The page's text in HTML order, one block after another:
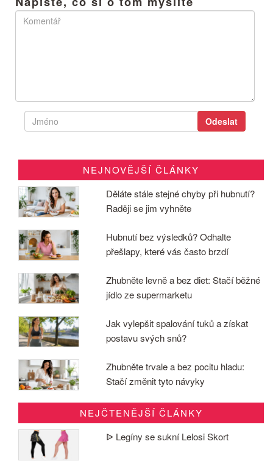
NEJNOVĚJŠÍ ČLÁNKY
Děláte stále stejné chyby při hubnutí?
Raději se jim vyhněte
Hubnutí bez výsledků? Odhalte
přešlapy, které vás často brzdí
Zhubněte levně a bez diet: Stačí běžné
jídlo ze supermarketu
Jak vylepšit spalování tuků a získat
postavu svých snů?
Zhubněte trvale a bez pocitu hladu:
Stačí změnit tyto návyky
NEJČTENĚJŠÍ ČLÁNKY
ᐉ Legíny se sukní Lelosi Skort